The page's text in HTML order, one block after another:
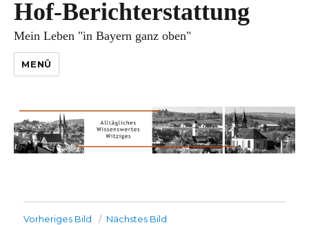
Hof-Berichterstattung
Mein Leben "in Bayern ganz oben"
MENÜ
Vorheriges Bild Nächstes Bild